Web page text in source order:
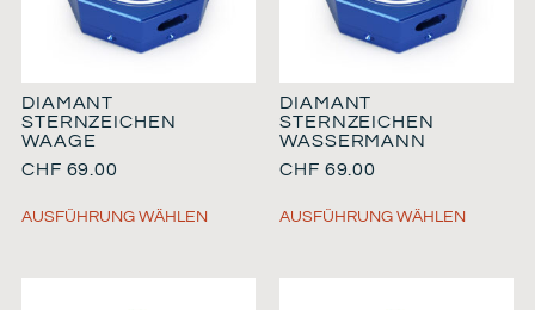
DIAMANT
STERNZEICHEN
WAAGE
CHF 69.00
AUSFÜHRUNG WÄHLEN
DIAMANT
STERNZEICHEN
WASSERMANN
CHF 69.00
AUSFÜHRUNG WÄHLEN